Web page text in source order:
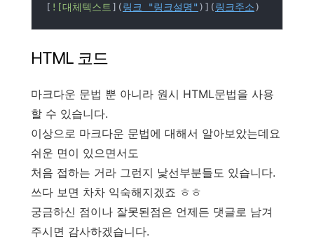
[ ![대체텍스트 ](링크 "링크설명" )](링크주소)
HTML 코드
마크다운 문법 뿐 아니라 원시 HTML문법을 사용
할 수 있습니다.
이상으로 마크다운 문법에 대해서 알아보았는데요
쉬운 면이 있으면서도
처음 접하는 거라 그런지 낯선부분들도 있습니다.
쓰다 보면 차차 익숙해지겠죠 ㅎㅎ
궁금하신 점이나 잘못된점은 언제든 댓글로 남겨
주시면 감사하겠습니다.